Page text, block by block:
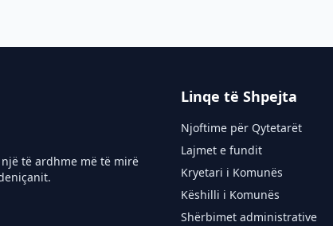
të ardhme më të mirë
Linqe të Shpejta
Njoftime për Qytetarët
Lajmet e fundit
Kryetari i Komunës
Këshilli i Komunës
Shërbimet administrative